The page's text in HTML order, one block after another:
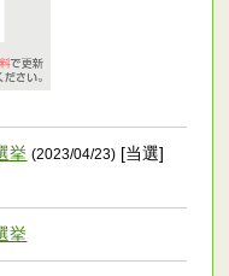
挙 (2023/04/23) [当選]
挙